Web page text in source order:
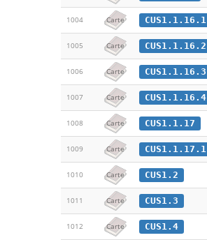
1004 Carte CUS1.1.16.1
1005 Carte CUS1.1.16.2
1006 Carte CUS1.1.16.3
1007 Carte CUS1.1.16.4
1008 Carte CUS1.1.17
1009 Carte CUS1.1.17.1
1010 Carte CUS1.2
1011 Carte CUS1.3
1012 Carte CUS1.4